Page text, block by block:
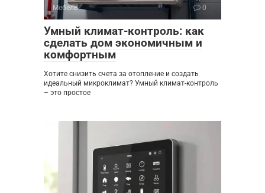
Мебель 0
Умный климат-контроль: как
сделать дом экономичным и
комфортным
Хотите снизить счета за отопление и создать
идеальный микроклимат? Умный климат-контроль
– это простое